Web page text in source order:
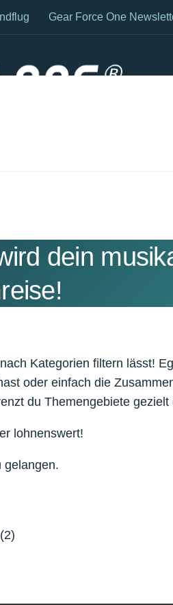
Gear Force One
dein
Kategorien filtern lässt!
oder einfach die
du Themengebiete gezielt
lohnenswert!
gelangen.
(2)